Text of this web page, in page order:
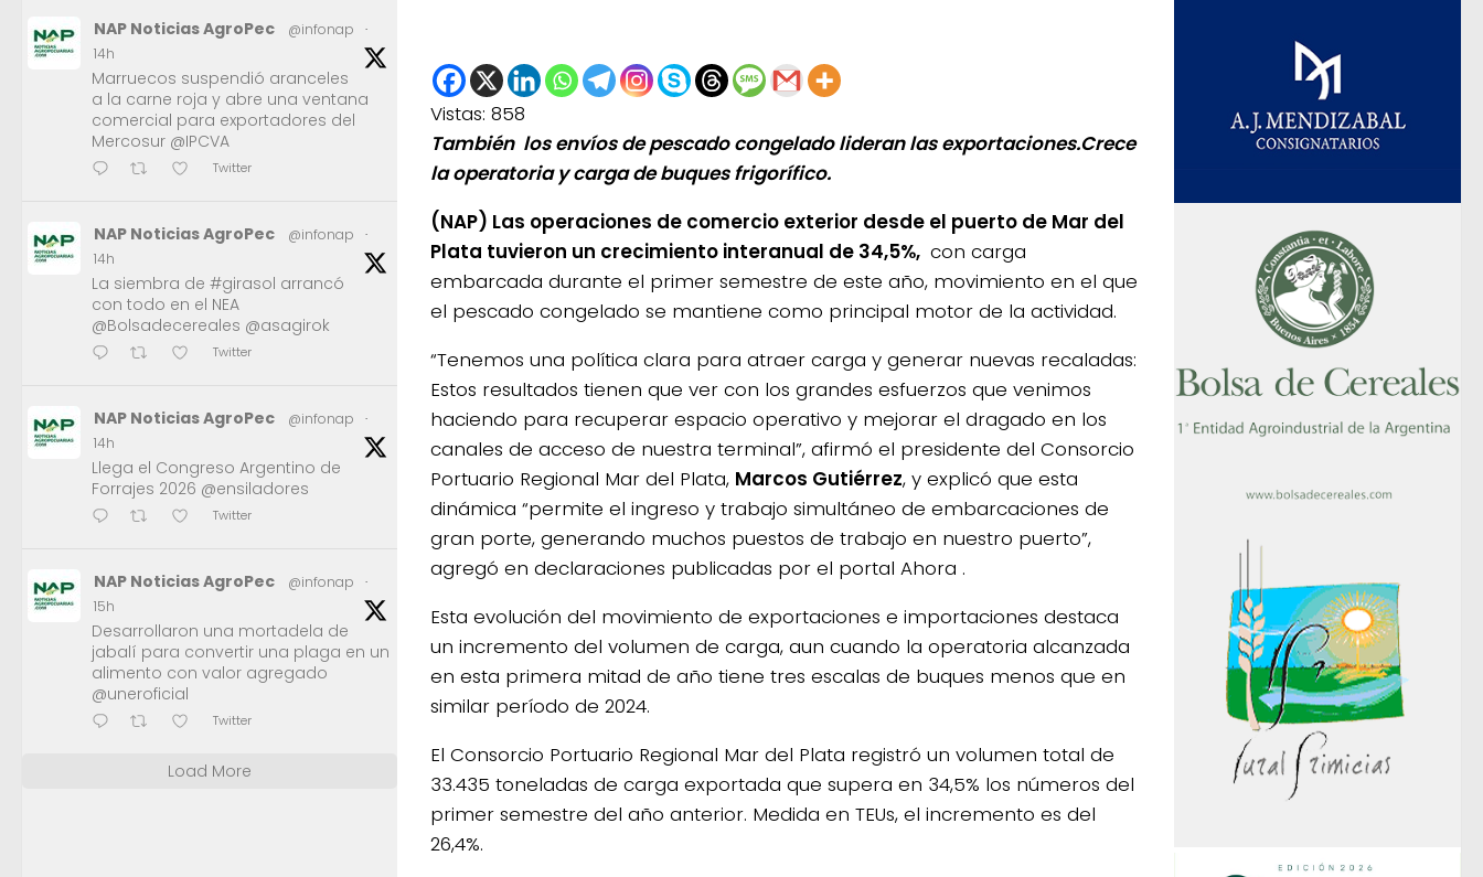
Vistas: 858
También los envíos de pescado congelado lideran las exportaciones.Crece
la operatoria y carga de buques frigorífico.
(NAP) Las operaciones de comercio exterior desde el puerto de Mar del
Plata tuvieron un crecimiento interanual de 34,5%, con carga
embarcada durante el primer semestre de este año, movimiento en el que
el pescado congelado se mantiene como principal motor de la actividad.
“Tenemos una política clara para atraer carga y generar nuevas recaladas:
Estos resultados tienen que ver con los grandes esfuerzos que venimos
haciendo para recuperar espacio operativo y mejorar el dragado en los
canales de acceso de nuestra terminal”, afirmó el presidente del Consorcio
Portuario Regional Mar del Plata, Marcos Gutiérrez, y explicó que esta
dinámica “permite el ingreso y trabajo simultáneo de embarcaciones de
gran porte, generando muchos puestos de trabajo en nuestro puerto”,
agregó en declaraciones publicadas por el portal Ahora .
Esta evolución del movimiento de exportaciones e importaciones destaca
un incremento del volumen de carga, aun cuando la operatoria alcanzada
en esta primera mitad de año tiene tres escalas de buques menos que en
similar período de 2024.
El Consorcio Portuario Regional Mar del Plata registró un volumen total de
33.435 toneladas de carga exportada que supera en 34,5% los números del
primer semestre del año anterior. Medida en TEUs, el incremento es del
26,4%.
NAP Noticias AgroPec @infonap
·
14h
Marruecos suspendió aranceles
a la carne roja y abre una ventana
comercial para exportadores del
Mercosur @IPCVA
Twitter
NAP Noticias AgroPec @infonap
·
14h
La siembra de #girasol arrancó
con todo en el NEA
@Bolsadecereales @asagirok
Twitter
NAP Noticias AgroPec @infonap
·
14h
Llega el Congreso Argentino de
Forrajes 2026 @ensiladores
Twitter
NAP Noticias AgroPec @infonap
·
15h
Desarrollaron una mortadela de
jabalí para convertir una plaga en un
alimento con valor agregado
@uneroficial
Twitter
Load More